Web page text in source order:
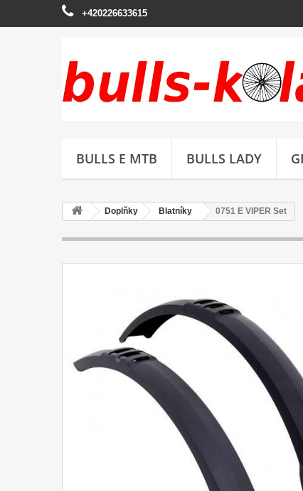
+420226633615
BULLS E MTB BULLS LADY
Doplňky Blatníky 0751 E VIPER Set